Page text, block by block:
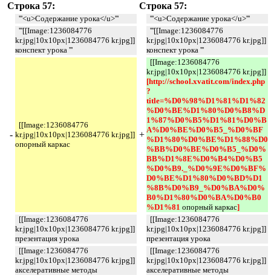
Строка 57:
Строка 57:
'''<u>Содержание урока</u>'''
'''<u>Содержание урока</u>'''
'''[[Image:1236084776
kr.jpg|10x10px|1236084776 kr.jpg]]
конспект урока '''
'''[[Image:1236084776
kr.jpg|10x10px|1236084776 kr.jpg]]
конспект урока '''
-
[[Image:1236084776
kr.jpg|10x10px|1236084776 kr.jpg]]
опорный каркас
+
[[Image:1236084776
kr.jpg|10x10px|1236084776 kr.jpg]]
[http://school.xvatit.com/index.php
?
title=%D0%98%D1%81%D1%82
%D0%BE%D1%80%D0%B8%D
1%87%D0%B5%D1%81%D0%B
A%D0%BE%D0%B5_%D0%BF
%D1%80%D0%BE%D1%88%D0
%BB%D0%BE%D0%B5_%D0%
BB%D1%8E%D0%B4%D0%B5
%D0%B9._%D0%9E%D0%BF%
D0%BE%D1%80%D0%BD%D1
%8B%D0%B9_%D0%BA%D0%
B0%D1%80%D0%BA%D0%B0
%D1%81 опорный каркас]
[[Image:1236084776
kr.jpg|10x10px|1236084776 kr.jpg]]
презентация урока
[[Image:1236084776
kr.jpg|10x10px|1236084776 kr.jpg]]
презентация урока
[[Image:1236084776
kr.jpg|10x10px|1236084776 kr.jpg]]
акселеративные методы
[[Image:1236084776
kr.jpg|10x10px|1236084776 kr.jpg]]
акселеративные методы